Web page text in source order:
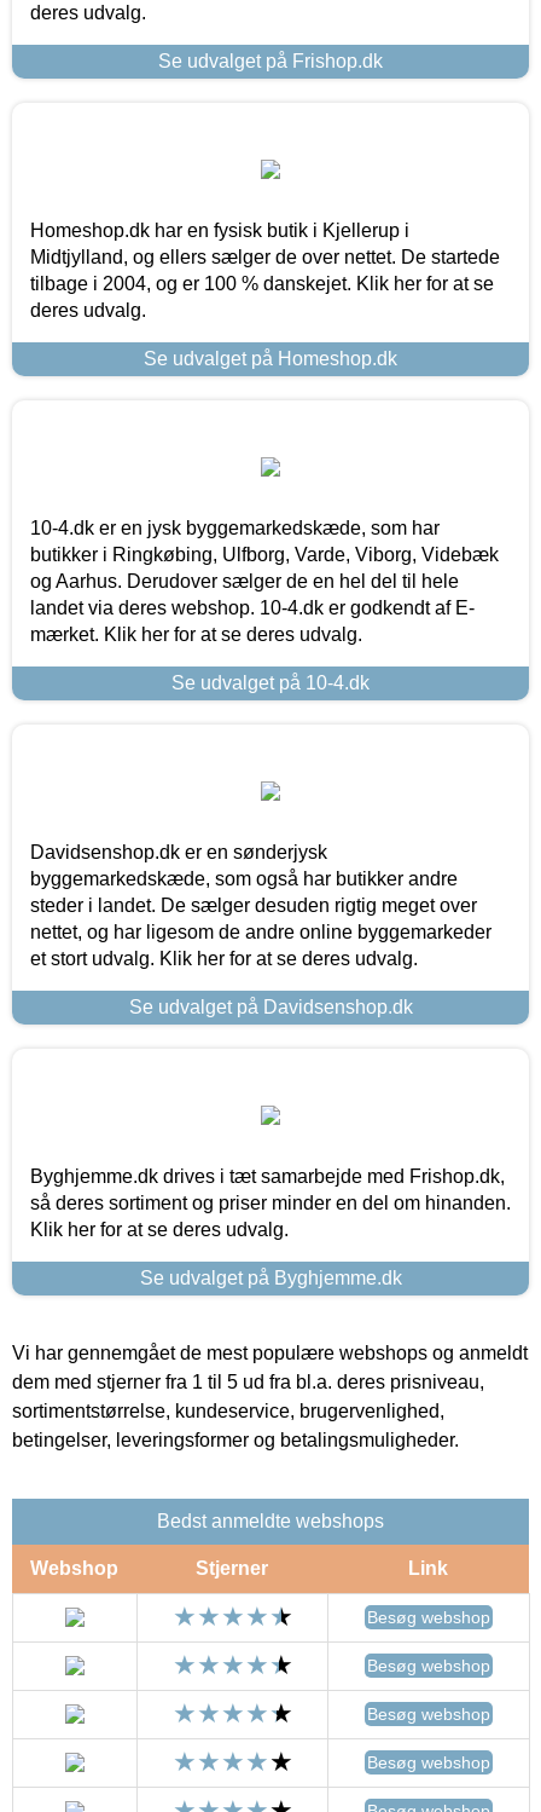
deres udvalg.
Se udvalget på Frishop.dk
Homeshop.dk har en fysisk butik i Kjellerup i
Midtjylland, og ellers sælger de over nettet. De startede
tilbage i 2004, og er 100 % danskejet. Klik her for at se
deres udvalg.
Se udvalget på Homeshop.dk
10-4.dk er en jysk byggemarkedskæde, som har
butikker i Ringkøbing, Ulfborg, Varde, Viborg, Videbæk
og Aarhus. Derudover sælger de en hel del til hele
landet via deres webshop. 10-4.dk er godkendt af E-
mærket. Klik her for at se deres udvalg.
Se udvalget på 10-4.dk
Davidsenshop.dk er en sønderjysk
byggemarkedskæde, som også har butikker andre
steder i landet. De sælger desuden rigtig meget over
nettet, og har ligesom de andre online byggemarkeder
et stort udvalg. Klik her for at se deres udvalg.
Se udvalget på Davidsenshop.dk
Byghjemme.dk drives i tæt samarbejde med Frishop.dk,
så deres sortiment og priser minder en del om hinanden.
Klik her for at se deres udvalg.
Se udvalget på Byghjemme.dk
Vi har gennemgået de mest populære webshops og anmeldt
dem med stjerner fra 1 til 5 ud fra bl.a. deres prisniveau,
sortimentstørrelse, kundeservice, brugervenlighed,
betingelser, leveringsformer og betalingsmuligheder.
Bedst anmeldte webshops
Webshop Stjerner Link
Besøg webshop
Besøg webshop
Besøg webshop
Besøg webshop